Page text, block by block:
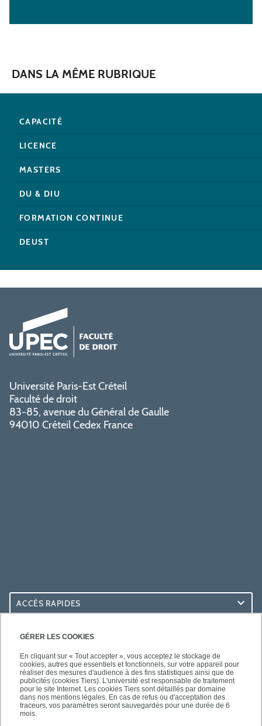
GÉRER LES COOKIES
En cliquant sur « Tout accepter », vous acceptez le stockage de
cookies, autres que essentiels et fonctionnels, sur votre appareil pour
réaliser des mesures d'audience à des fins statistiques ainsi que de
publicités (cookies Tiers). L'université est responsable de traitement
pour le site Internet. Les cookies Tiers sont détaillés par domaine
dans nos mentions légales. En cas de refus ou d'acceptation des
traceurs, vos paramètres seront sauvegardés pour une durée de 6
mois.
DANS LA MÊME RUBRIQUE
CAPACITÉ
LICENCE
MASTERS
DU & DIU
FORMATION CONTINUE
DEUST
Université Paris-Est Créteil
Faculté de droit
83-85, avenue du Général de Gaulle
94010 Créteil Cedex France
ACCÈS RAPIDES
ACCÈS PRATIQUES
SUIVEZ-NOUS